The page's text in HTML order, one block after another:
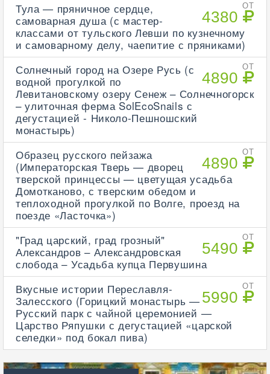
ОТ
4380
Тула — пряничное сердце,
самоварная душа (с мастер-
классами от тульского Левши по кузнечному
и самоварному делу, чаепитие с пряниками)
ОТ
4890
Солнечный город на Озере Русь (с
водной прогулкой по
Левитановскому озеру Сенеж – Солнечногорск
– улиточная ферма SolEcoSnails с
дегустацией - Николо-Пешношский
монастырь)
ОТ
4890
Образец русского пейзажа
(Императорская Тверь — дворец
тверской принцессы — цветущая усадьба
Домотканово, с тверским обедом и
теплоходной прогулкой по Волге, проезд на
поезде «Ласточка»)
ОТ
5490
"Град царский, град грозный"
Александров – Александровская
слобода – Усадьба купца Первушина
ОТ
5990
Вкусные истории Переславля-
Залесского (Горицкий монастырь —
Русский парк с чайной церемонией —
Царство Ряпушки с дегустацией «царской
селедки» под бокал пива)